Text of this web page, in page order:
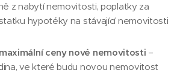
z nabytí nemovitosti, poplatky za
hypotéky na stávající nemovitosti
ceny nové nemovitosti –
ve které budu novou nemovitost